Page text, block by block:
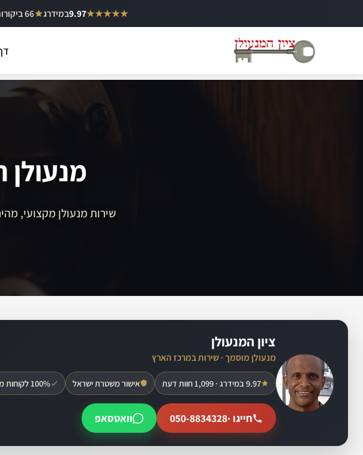
לתוכן
★★★★★
9.97במידרג 66 ביקורות בגוגל
שירות מנעולן מקצועי, מהיר
ציון המנעולן
מנעולן מוסמך · שירות במרכז הארץ
9.97 במידרג · 1,099 חוות דעת אישור משטרת ישראל 100% לקוחות מרוצים
חייגו ·050-8834328 וואטסאפ